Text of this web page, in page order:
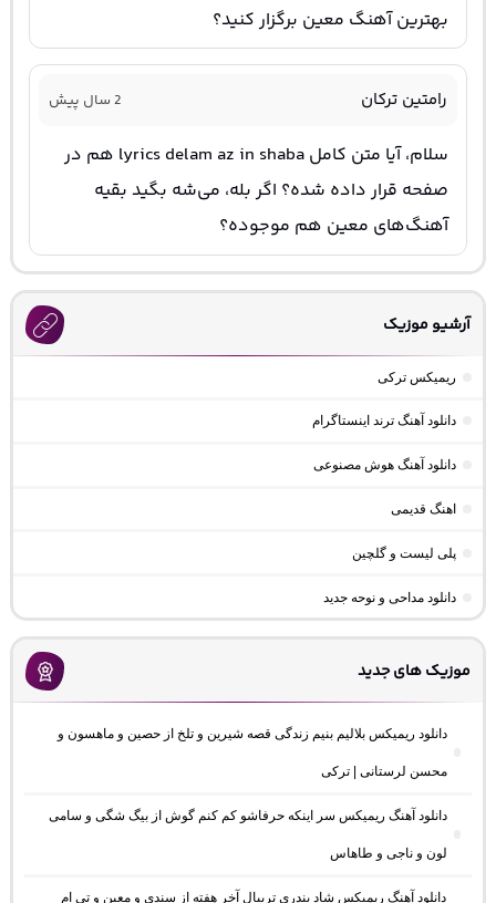
بهترین آهنگ معین برگزار کنید؟
رامتین ترکان 2 سال پیش
سلام، آیا متن کامل lyrics delam az in shaba هم در
صفحه قرار داده شده؟ اگر بله، می‌شه بگید بقیه
آهنگ‌های معین هم موجوده؟
آرشیو موزیک
ریمیکس ترکی
دانلود آهنگ ترند اینستاگرام
دانلود آهنگ هوش مصنوعی
اهنگ قدیمی
پلی لیست و گلچین
دانلود مداحی و نوحه جدید
موزیک های جدید
دانلود ریمیکس بلالیم بنیم زندگی قصه شیرین و تلخ از حصین و ماهسون و
محسن لرستانی | ترکی
دانلود آهنگ ریمیکس سر اینکه حرفاشو کم کنم گوش از بیگ شگی و سامی
لون و ناجی و طاهاس
دانلود آهنگ ریمیکس شاد بندری تریبال آخر هفته از سندی و معین و تی ام